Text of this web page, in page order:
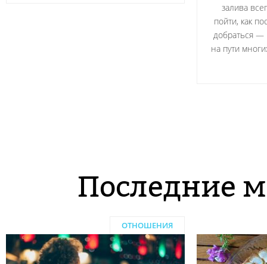
залива
пойти, как
добраться —
на пути
Последние
ОТНОШЕНИЯ